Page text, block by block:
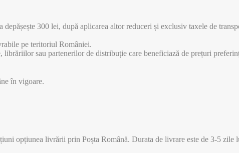
depășește 300 lei, după aplicarea altor reduceri și exclusiv taxele de
pe teritoriul României.
sau partenerilor de distribuție care beneficiază de prețuri
în vigoare.
opțiunea livrării prin Poșta Română. Durata de livrare este de 3-5 zile